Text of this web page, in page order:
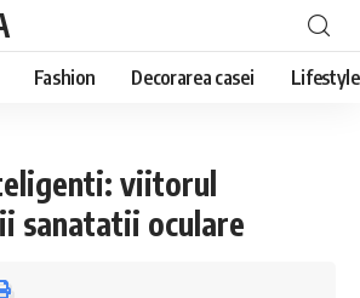
Fashion Decorarea casei Lifestyle
viitorul
sanatatii oculare